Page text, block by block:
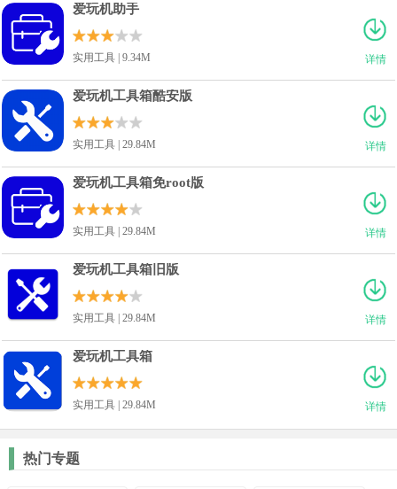
详情
爱玩机助手
实用工具 | 9.34M
详情
爱玩机工具箱酷安版
实用工具 | 29.84M
详情
爱玩机工具箱免root版
实用工具 | 29.84M
详情
爱玩机工具箱旧版
实用工具 | 29.84M
详情
爱玩机工具箱
实用工具 | 29.84M
热门专题